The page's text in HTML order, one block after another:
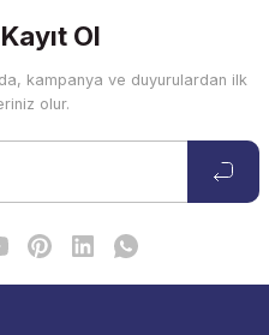
Ol
kampanya ve duyurulardan ilk
olur.